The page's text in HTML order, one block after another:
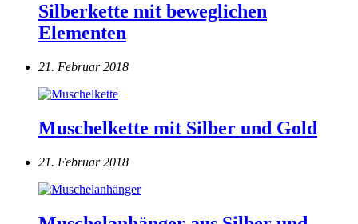
Silberkette mit beweglichen
Elementen
21. Februar 2018
Muschelkette mit Silber und Gold
21. Februar 2018